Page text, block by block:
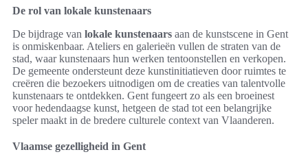
De rol van lokale kunstenaars
De bijdrage van lokale kunstenaars aan de kunstscene in Gent
is onmiskenbaar. Ateliers en galerieën vullen de straten van de
stad, waar kunstenaars hun werken tentoonstellen en verkopen.
De gemeente ondersteunt deze kunstinitiatieven door ruimtes te
creëren die bezoekers uitnodigen om de creaties van talentvolle
kunstenaars te ontdekken. Gent fungeert zo als een broeinest
voor hedendaagse kunst, hetgeen de stad tot een belangrijke
speler maakt in de bredere culturele context van Vlaanderen.
Vlaamse gezelligheid in Gent